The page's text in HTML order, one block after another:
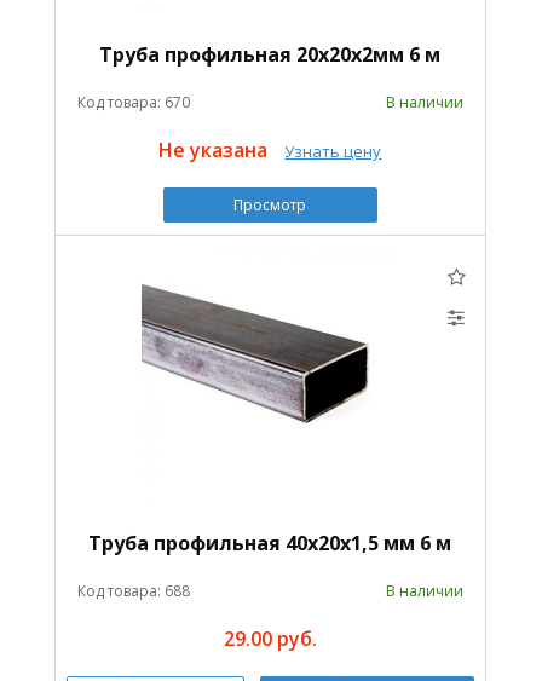
Труба профильная 20х20х2мм 6 м
Код товара: 670 В наличии
Не указана Узнать цену
Просмотр
Труба профильная 40х20х1,5 мм 6 м
Код товара: 688 В наличии
29.00 руб.